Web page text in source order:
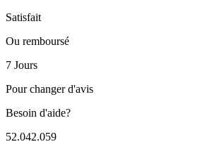
Satisfait
Ou remboursé
7 Jours
Pour changer d'avis
Besoin d'aide?
52.042.059